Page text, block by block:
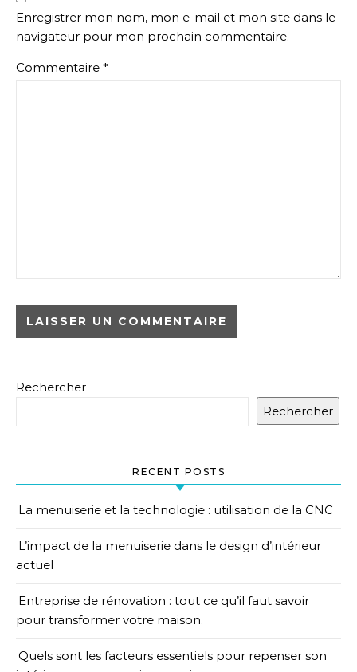
Enregistrer mon nom, mon e-mail et mon site dans le
navigateur pour mon prochain commentaire.
Commentaire *
Rechercher
Rechercher
RECENT POSTS
La menuiserie et la technologie : utilisation de la CNC
L’impact de la menuiserie dans le design d’intérieur
actuel
Entreprise de rénovation : tout ce qu’il faut savoir
pour transformer votre maison.
Quels sont les facteurs essentiels pour repenser son